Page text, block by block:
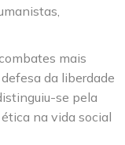
mais
da liberdade
se pela
na vida social